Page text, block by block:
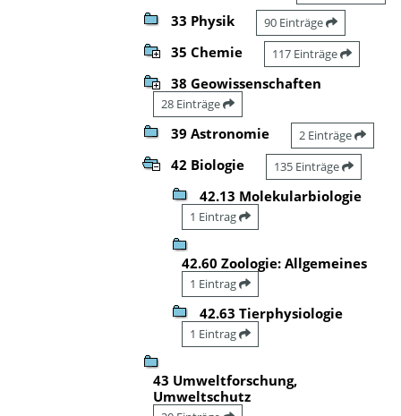
33 Physik 90 Einträge
35 Chemie 117 Einträge
38 Geowissenschaften
28 Einträge
39 Astronomie 2 Einträge
42 Biologie 135 Einträge
42.13 Molekularbiologie
1 Eintrag
42.60 Zoologie: Allgemeines
1 Eintrag
42.63 Tierphysiologie
1 Eintrag
43 Umweltforschung,
Umweltschutz